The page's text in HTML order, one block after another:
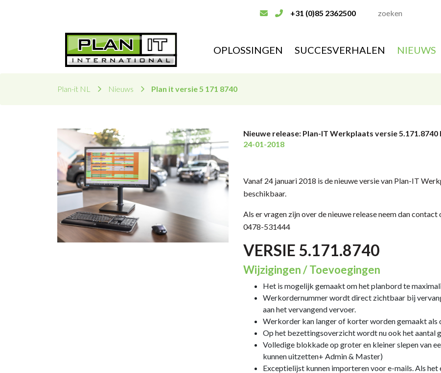
+31 (0)85 2362500
OPLOSSINGEN SUCCESVERHALEN NIEUWS
Plan-it NL Nieuws Plan it versie 5 171 8740
Nieuwe release: Plan-IT Werkplaats versie
24-01-2018
Vanaf 24 januari 2018 is de nieuwe versie van Plan-IT
beschikbaar.
Als er vragen zijn over de nieuwe release neem dan
0478-531444
VERSIE 5.171.8740
Wijzigingen / Toevoegingen
Het is mogelijk gemaakt om het planbord te
Werkordernummer wordt direct zichtbaar bij
aan het vervangend vervoer.
Werkorder kan langer of korter worden gemaakt als
Op het bezettingsoverzicht wordt nu ook het aantal
Volledige blokkade op groter en kleiner slepen van
kunnen uitzetten+ Admin & Master)
Exceptielijst kunnen importeren voor e-mails. Als